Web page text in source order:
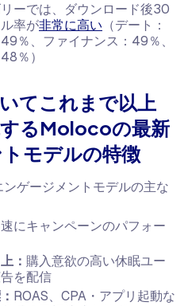
ーでは、ダウンロード後30
率が非常に高い （デート：
％、ファイナンス：49％、
％）
てこれまで以上
るMolocoの最新
モデルの特徴
ゲージメントモデルの主な
にキャンペーンのパフォー
： 購入意欲の高い休眠ユー
を配信
ROAS、CPA・アプリ起動な